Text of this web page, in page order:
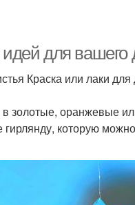
для вашего
Краска или лаки
золотые, оранжевые
которую